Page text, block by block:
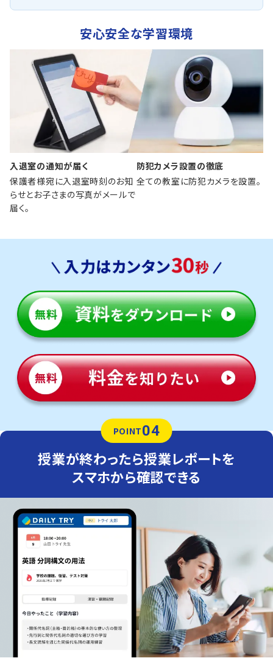
安心安全な学習環境
入退室の通知が届く
保護者様宛に入退室時刻のお知
らせとお子さまの写真がメールで
届く。
防犯カメラ設置の徹底
全ての教室に防犯カメラを設置。
POINT04
授業が終わったら授業レポートを
スマホから確認できる